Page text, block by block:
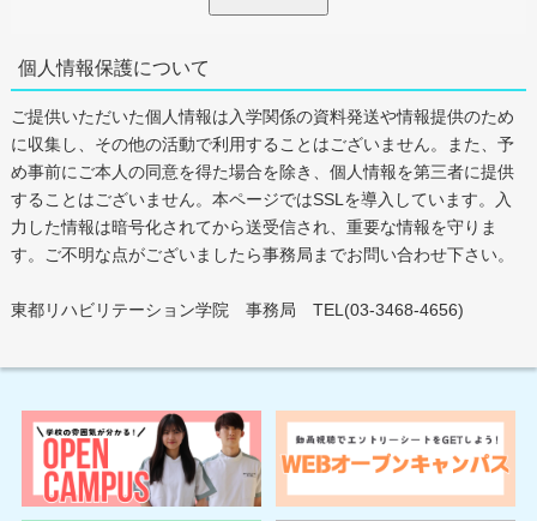
個人情報保護について
ご提供いただいた個人情報は入学関係の資料発送や情報提供のため
に収集し、その他の活動で利用することはございません。また、予
め事前にご本人の同意を得た場合を除き、個人情報を第三者に提供
することはございません。本ページではSSLを導入しています。入
力した情報は暗号化されてから送受信され、重要な情報を守りま
す。ご不明な点がございましたら事務局までお問い合わせ下さい。
東都リハビリテーション学院 事務局 TEL(03-3468-4656)